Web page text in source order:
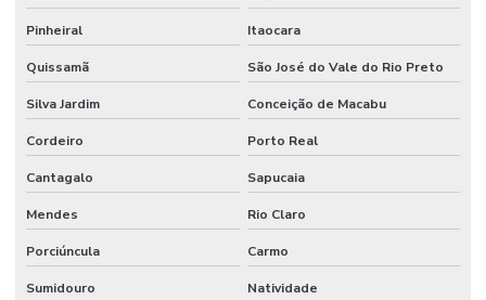
Pinheiral Itaocara
Quissamã São José do Vale do Rio Preto
Silva Jardim Conceição de Macabu
Cordeiro Porto Real
Cantagalo Sapucaia
Mendes Rio Claro
Porciúncula Carmo
Sumidouro Natividade